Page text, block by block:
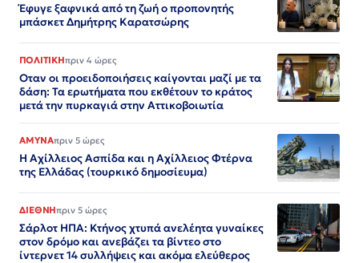
Έφυγε ξαφνικά από τη ζωή ο προπονητής
μπάσκετ Δημήτρης Καρατσώρης
ΠΟΛΙΤΙΚΗπριν 4 ώρες
Οταν οι προειδοποιήσεις καίγονται μαζί με τα
δάση: Τα ερωτήματα που εκθέτουν το κράτος
μετά την πυρκαγιά στην Αττικοβοιωτία
ΑΜΥΝΑπριν 5 ώρες
Η Αχίλλειος Ασπίδα και η Αχίλλειος Φτέρνα
της Ελλάδας (τουρκικό δημοσίευμα)
ΔΙΕΘΝΗπριν 5 ώρες
Σάρλοτ ΗΠΑ: Κτήνος χτυπά ανελέητα γυναίκες
στον δρόμο και ανεβάζει τα βίντεο στο
ίντερνετ 14 συλλήψεις και ακόμα ελεύθερος​​​​​​​​​​​​​​​​​​​​​​​​​​​​​​​​​​​​​​​​​​​​​​​​​​